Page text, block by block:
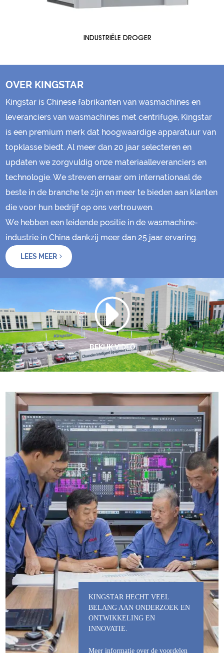
INDUSTRIËLE DROGER
OVER KINGSTAR
Kingstar isChinese fabrikanten van wasmachines en
leveranciers van wasmachines met centrifuge, Kingstar
is een premium merk dat hoogwaardige apparatuur van
topklasse biedt. Al meer dan 20 jaar selecteren en
updaten we zorgvuldig onze materiaalleveranciers en
technologie. We streven ernaar om internationaal de
beste in de branche te zijn en meer te bieden aan klanten
die voor hun bedrijf op ons vertrouwen.
We hebben een leidende positie in de wasmachine-
industrie in China dankzij meer dan 25 jaar ervaring.
LEES MEER
BEKIJK VIDEO
KINGSTAR HECHT VEEL
BELANG AAN ONDERZOEK EN
ONTWIKKELING EN
INNOVATIE.
Meer informatie over de voordelen